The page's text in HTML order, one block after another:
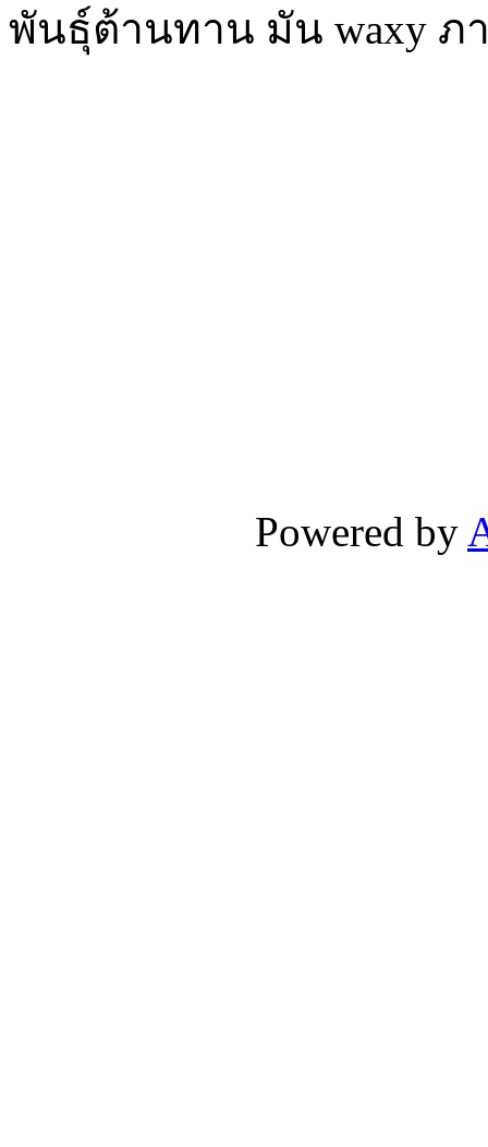
พันธุ์ต้านทาน มัน waxy ภ
Powered by